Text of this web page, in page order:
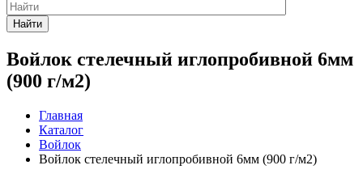
Найти
Войлок стелечный иглопробивной 6мм
(900 г/м2)
Главная
Каталог
Войлок
Войлок стелечный иглопробивной 6мм (900 г/м2)